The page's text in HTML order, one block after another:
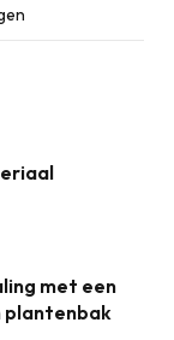
met een